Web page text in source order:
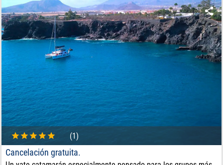
(1)
Cancelación gratuita.